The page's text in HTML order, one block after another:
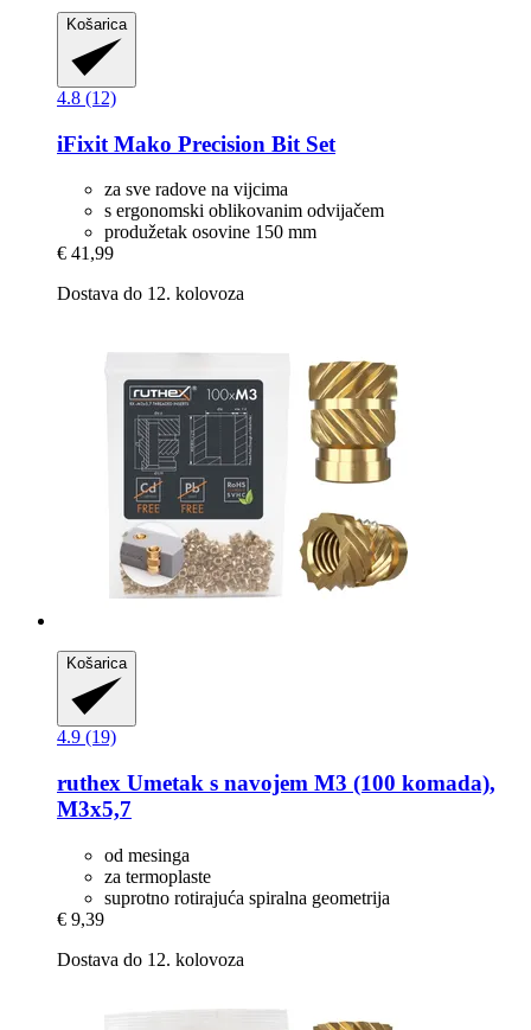
Košarica
4.8 (12)
iFixit Mako Precision Bit Set
za sve radove na vijcima
s ergonomski oblikovanim odvijačem
produžetak osovine 150 mm
€ 41,99
Dostava do 12. kolovoza
Košarica
4.9 (19)
ruthex Umetak s navojem M3 (100 komada),
M3x5,7
od mesinga
za termoplaste
suprotno rotirajuća spiralna geometrija
€ 9,39
Dostava do 12. kolovoza